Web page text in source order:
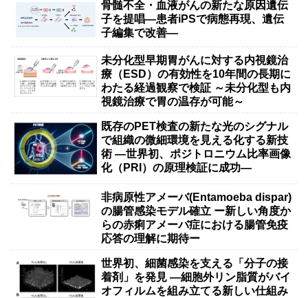
骨髄不全・血液がんの新たな原因遺伝
子を提唱―患者iPSで病態再現、遺伝
子編集で改善―
未分化型早期胃がんに対する内視鏡治
療（ESD）の有効性を10年間の長期に
わたる経過観察で検証 ～未分化型も内
視鏡治療で胃の温存が可能～
既存のPET検査の新たな光のシグナル
で組織の微細環境を見える化する新技
術 ―世界初、ポジトロニウム比率画像
化（PRI）の原理検証に成功―
非病原性アメーバ(Entamoeba dispar)
の腸管感染モデル確立 ー新しい角度か
らの赤痢アメーバ症における腸管免疫
応答の理解に期待ー
世界初、細菌感染を支える「分子の接
着剤」を発見 ―細胞外リン脂質がバイ
オフィルムを組み立てる新しい仕組み